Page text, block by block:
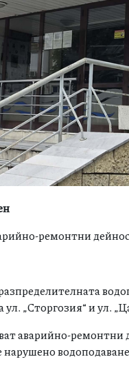
ремонтни
„Сторгозия“ и ул.
аварийно-